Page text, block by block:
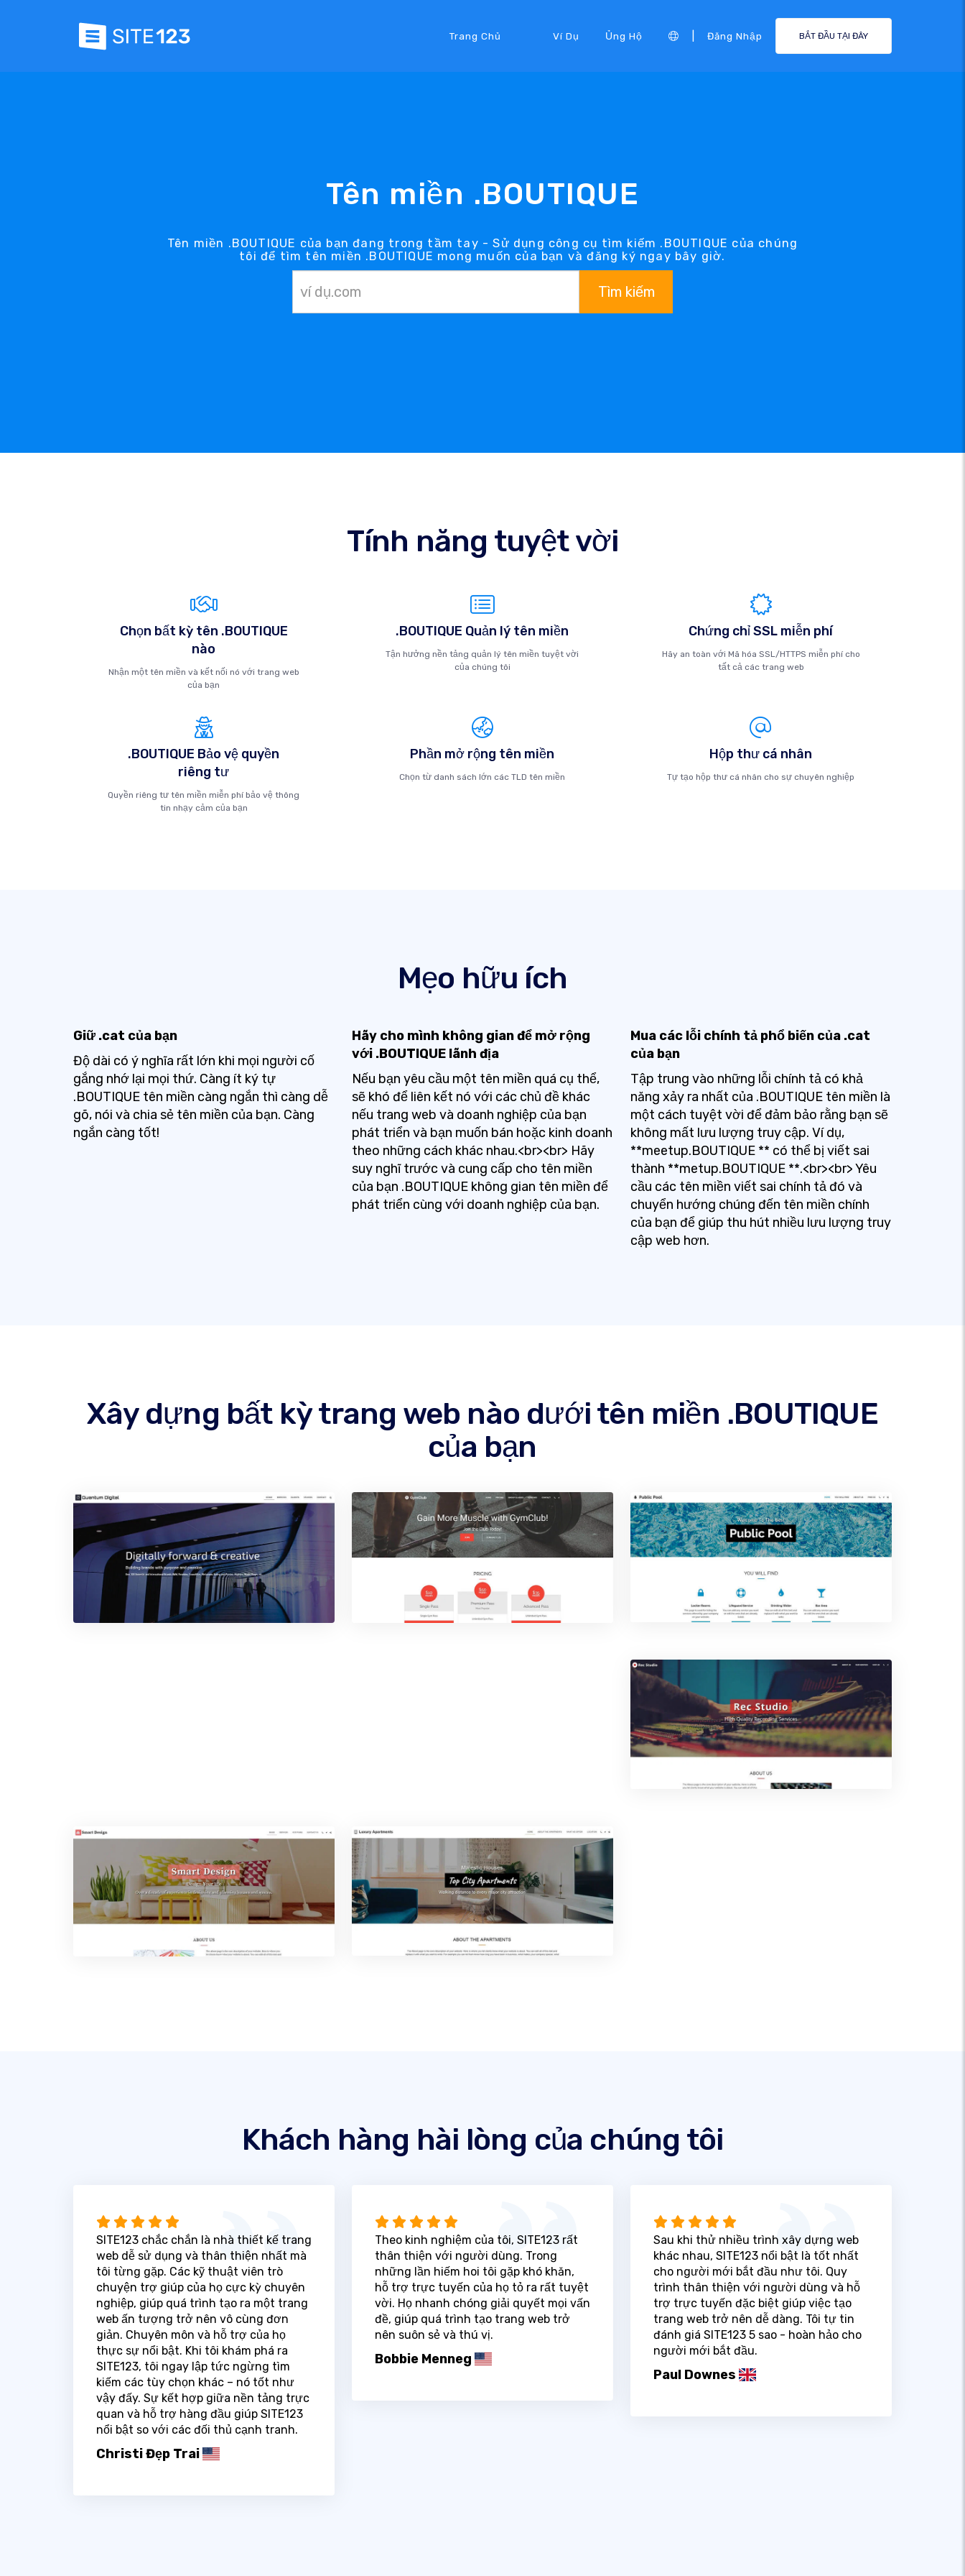
Trang Chủ Ví Dụ Ủng Hộ Đăng Nhập BẮT ĐẦU TẠI ĐÂY
Tên miền .BOUTIQUE
Tên miền .BOUTIQUE của bạn đang trong tầm tay - Sử dụng công cụ tìm kiếm .BOUTIQUE của chúng
tôi để tìm tên miền .BOUTIQUE mong muốn của bạn và đăng ký ngay bây giờ.
Tìm kiếm
Tính năng tuyệt vời
Chọn bất kỳ tên .BOUTIQUE
nào
Nhận một tên miền và kết nối nó với trang web
của bạn
.BOUTIQUE Quản lý tên miền
Tận hưởng nền tảng quản lý tên miền tuyệt vời
của chúng tôi
Chứng chỉ SSL miễn phí
Hãy an toàn với Mã hóa SSL/HTTPS miễn phí cho
tất cả các trang web
.BOUTIQUE Bảo vệ quyền
riêng tư
Quyền riêng tư tên miền miễn phí bảo vệ thông
tin nhạy cảm của bạn
Phần mở rộng tên miền
Chọn từ danh sách lớn các TLD tên miền
Hộp thư cá nhân
Tự tạo hộp thư cá nhân cho sự chuyên nghiệp
Mẹo hữu ích
Giữ .cat của bạn
Độ dài có ý nghĩa rất lớn khi mọi người cố
gắng nhớ lại mọi thứ. Càng ít ký tự
.BOUTIQUE tên miền càng ngắn thì càng dễ
gõ, nói và chia sẻ tên miền của bạn. Càng
ngắn càng tốt!
Hãy cho mình không gian để mở rộng
với .BOUTIQUE lãnh địa
Nếu bạn yêu cầu một tên miền quá cụ thể,
sẽ khó để liên kết nó với các chủ đề khác
nếu trang web và doanh nghiệp của bạn
phát triển và bạn muốn bán hoặc kinh doanh
theo những cách khác nhau.<br><br> Hãy
suy nghĩ trước và cung cấp cho tên miền
của bạn .BOUTIQUE không gian tên miền để
phát triển cùng với doanh nghiệp của bạn.
Mua các lỗi chính tả phổ biến của .cat
của bạn
Tập trung vào những lỗi chính tả có khả
năng xảy ra nhất của .BOUTIQUE tên miền là
một cách tuyệt vời để đảm bảo rằng bạn sẽ
không mất lưu lượng truy cập. Ví dụ,
**meetup.BOUTIQUE ** có thể bị viết sai
thành **metup.BOUTIQUE **.<br><br> Yêu
cầu các tên miền viết sai chính tả đó và
chuyển hướng chúng đến tên miền chính
của bạn để giúp thu hút nhiều lưu lượng truy
cập web hơn.
Xây dựng bất kỳ trang web nào dưới tên miền .BOUTIQUE
của bạn
Khách hàng hài lòng của chúng tôi
SITE123 chắc chắn là nhà thiết kế trang
web dễ sử dụng và thân thiện nhất mà
tôi từng gặp. Các kỹ thuật viên trò
chuyện trợ giúp của họ cực kỳ chuyên
nghiệp, giúp quá trình tạo ra một trang
web ấn tượng trở nên vô cùng đơn
giản. Chuyên môn và hỗ trợ của họ
thực sự nổi bật. Khi tôi khám phá ra
SITE123, tôi ngay lập tức ngừng tìm
kiếm các tùy chọn khác – nó tốt như
vậy đấy. Sự kết hợp giữa nền tảng trực
quan và hỗ trợ hàng đầu giúp SITE123
nổi bật so với các đối thủ cạnh tranh.
Christi Đẹp Trai
Theo kinh nghiệm của tôi, SITE123 rất
thân thiện với người dùng. Trong
những lần hiếm hoi tôi gặp khó khăn,
hỗ trợ trực tuyến của họ tỏ ra rất tuyệt
vời. Họ nhanh chóng giải quyết mọi vấn
đề, giúp quá trình tạo trang web trở
nên suôn sẻ và thú vị.
Bobbie Menneg
Sau khi thử nhiều trình xây dựng web
khác nhau, SITE123 nổi bật là tốt nhất
cho người mới bắt đầu như tôi. Quy
trình thân thiện với người dùng và hỗ
trợ trực tuyến đặc biệt giúp việc tạo
trang web trở nên dễ dàng. Tôi tự tin
đánh giá SITE123 5 sao - hoàn hảo cho
người mới bắt đầu.
Paul Downes